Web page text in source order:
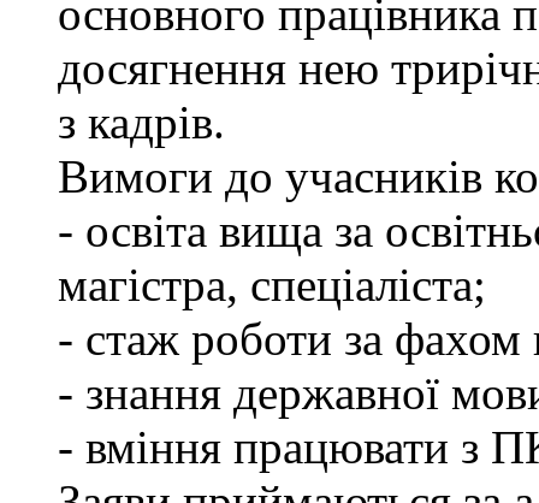
основного працівника
досягнення нею
з кадрів.
Вимоги до учасників
- освіта вища за
магістра, спеціаліста;
- стаж роботи за
- знання державної
- вміння працювати з